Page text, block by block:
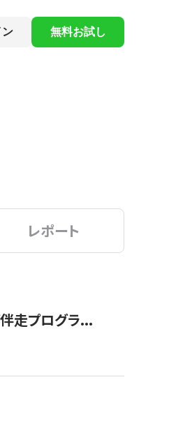
無料お試し
レポート
走プログラ...